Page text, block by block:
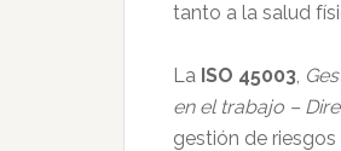
tanto a la salud
La ISO 45003,
en el trabajo –
gestión de